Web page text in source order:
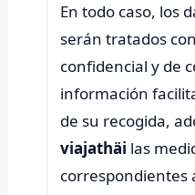
En todo caso, los
serán tratados
confidencial y de
información
de su recogida,
viajathäi las
correspondientes